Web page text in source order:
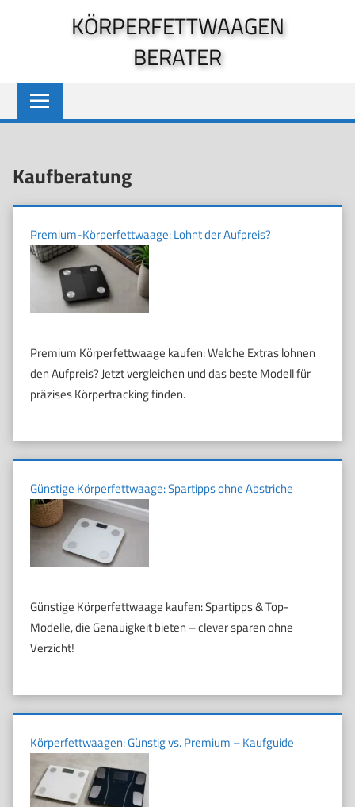
KÖRPERFETTWAAGEN
BERATER
Kaufberatung
Premium-Körperfettwaage: Lohnt der Aufpreis?
Premium Körperfettwaage kaufen: Welche Extras lohnen
den Aufpreis? Jetzt vergleichen und das beste Modell für
präzises Körpertracking finden.
Günstige Körperfettwaage: Spartipps ohne Abstriche
Günstige Körperfettwaage kaufen: Spartipps & Top-
Modelle, die Genauigkeit bieten – clever sparen ohne
Verzicht!
Körperfettwaagen: Günstig vs. Premium – Kaufguide